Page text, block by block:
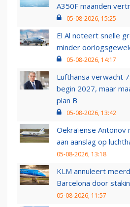
A350F maanden
05-08-2026, 15:25
El Al noteert snelle
minder
05-08-2026, 14:17
Lufthansa verwacht
begin 2027, maar
plan B
05-08-2026, 13:42
Oekraïense Antonov
aan aanslag op
05-08-2026, 13:18
KLM annuleert
Barcelona door
05-08-2026, 11:57